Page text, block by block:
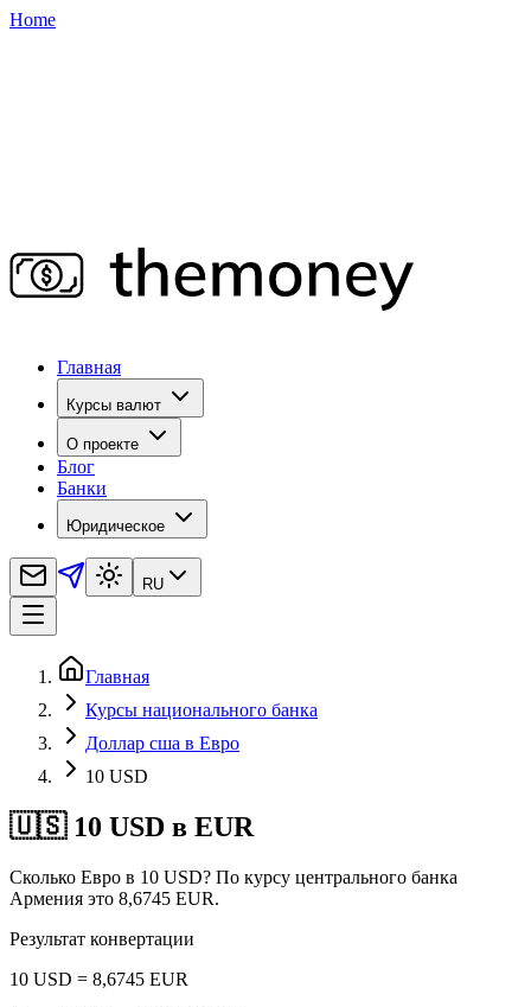
Home
Главная
Курсы валют
О проекте
Блог
Банки
Юридическое
RU
Главная
Курсы национального банка
Доллар сша в Евро
10 USD
🇺🇸 10 USD в EUR
Сколько Евро в 10 USD? По курсу центрального банка
Армения это 8,6745 EUR.
Результат конвертации
10 USD = 8,6745 EUR